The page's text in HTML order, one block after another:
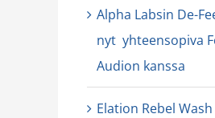
Alpha Labsin De-
nyt yhteensopiva
Audion kanssa
Elation Rebel Wash